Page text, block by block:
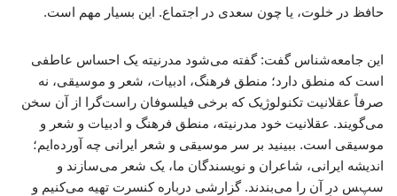
حافظ در خلوت، یا چون سعدی در اجتماع. این بسیار مهم است.
این جامعه‌شناس گفت: گفته می‌شود مدرنیته یک احساس عاطفی
است که منطق دارد؛ منطق فرهنگ، ادبیات، شعر و موسیقی، نه
صرفاً عقلانیت تکنولوژیک که برخی فیلسوفان راست‌گرا از آن سخن
می‌گویند. عقلانیت خود مدرنیته، منطق فرهنگ و ادبیات و شعر و
موسیقی است. ببینید بر سر موسیقی و شعر ایرانی چه آورده‌ایم؛
اندیشه ایرانی، شاعران و نویسندگان ما، یک شعر می‌سازند و
سپس درِ آن را می‌بندند. گزارشی درباره کنسرت تهیه می‌کنیم و